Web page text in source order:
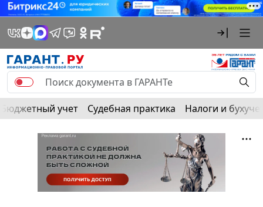
Бюджетный учет Судебная практика Налоги и